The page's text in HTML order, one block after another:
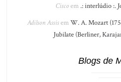
Ciscoem .: interlúdio :.
Adilson Assisem W. A. Mozart
Jubilate (Berliner,
Blogs de